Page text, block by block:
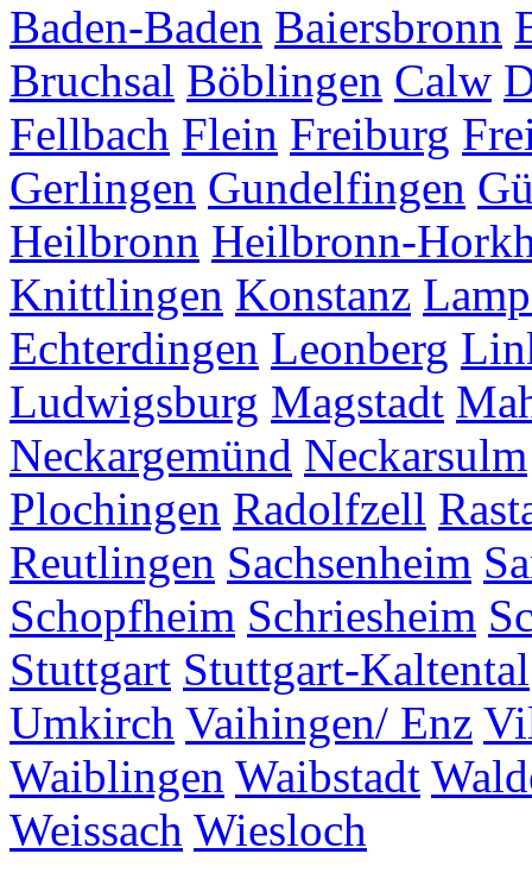
Baden-Baden Baiersbronn
Bruchsal Böblingen Calw
Fellbach Flein Freiburg
Gerlingen Gundelfingen
Heilbronn Heilbronn-
Knittlingen Konstanz
Echterdingen Leonberg
Ludwigsburg Magstadt
Neckargemünd Neckarsulm
Plochingen Radolfzell
Reutlingen Sachsenheim
Schopfheim Schriesheim
Stuttgart Stuttgart-Kaltental
Umkirch Vaihingen/ Enz
Waiblingen Waibstadt
Weissach Wiesloch